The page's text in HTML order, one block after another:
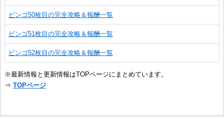
ビンゴ50枚目の完全攻略＆報酬一覧
ビンゴ51枚目の完全攻略＆報酬一覧
ビンゴ52枚目の完全攻略＆報酬一覧
※最新情報と更新情報はTOPページにまとめています。
⇒ TOPページ